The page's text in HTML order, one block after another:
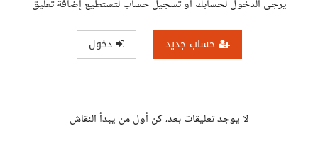
يرجى الدخول لحسابك أو تسجيل حساب لتستطيع إضافة تعليق
حساب جديد دخول
لا يوجد تعليقات بعد، كن أول من يبدأ النقاش